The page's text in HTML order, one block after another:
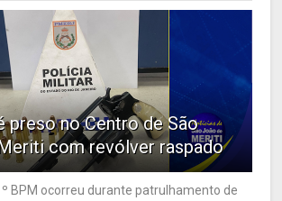
preso no Centro de São
com revólver raspado
BPM ocorreu durante patrulhamento de